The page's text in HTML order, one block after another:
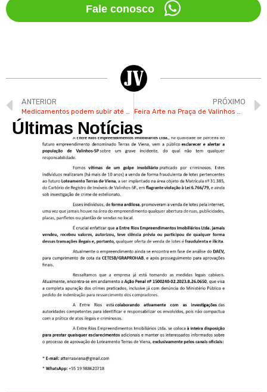
Fale conosco
ANTERIOR
Medicamentos podem subir até 5,06% a partir desta segunda
PRÓXIMO
Feira Arte na Praça de Valinhos muda para os sábados na Washington Luís
Últimas Notícias